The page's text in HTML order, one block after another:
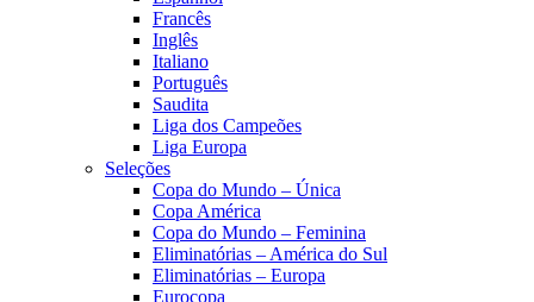
Francês
Inglês
Italiano
Português
Saudita
Liga dos Campeões
Liga Europa
Seleções
Copa do Mundo – Única
Copa América
Copa do Mundo – Feminina
Eliminatórias – América do Sul
Eliminatórias – Europa
Eurocopa